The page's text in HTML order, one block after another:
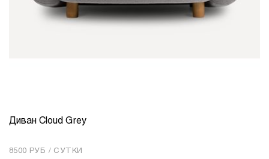
КОЛИЧЕСТВО 1
Диван Cloud Grey
8500 РУБ / СУТКИ